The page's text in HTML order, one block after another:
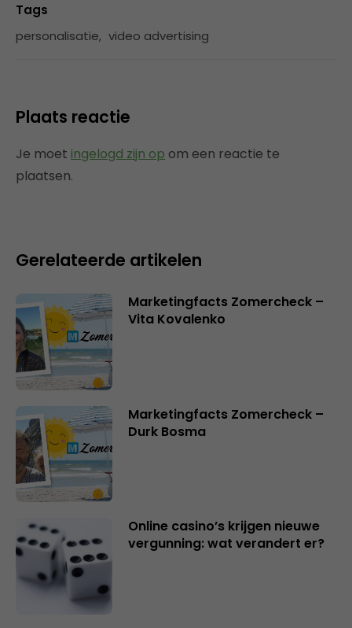
Tags
personalisatie, video advertising
Plaats reactie
Je moet ingelogd zijn op om een reactie te
plaatsen.
Gerelateerde artikelen
Marketingfacts Zomercheck –
Vita Kovalenko
Marketingfacts Zomercheck –
Durk Bosma
Online casino’s krijgen nieuwe
vergunning: wat verandert er?